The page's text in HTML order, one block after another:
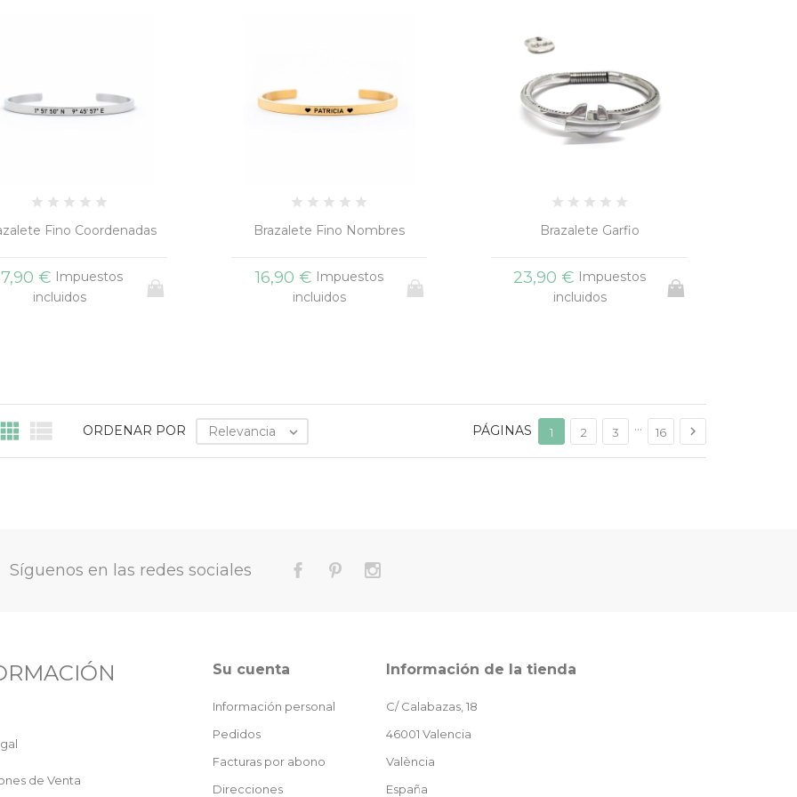
Fino Coordenadas
€ Impuestos
incluidos
Brazalete Fino Nombres
16,90 € Impuestos
incluidos
Brazalete Garfio
23,90 € Impuestos
incluidos
 ORDENAR POR Relevancia  PÁGINAS 1 2 3 … 16 
Síguenos en las redes sociales
de Venta
Su cuenta
Información personal
Pedidos
Facturas por abono
Direcciones
Información de la tienda
C/ Calabazas, 18
46001 Valencia
València
España